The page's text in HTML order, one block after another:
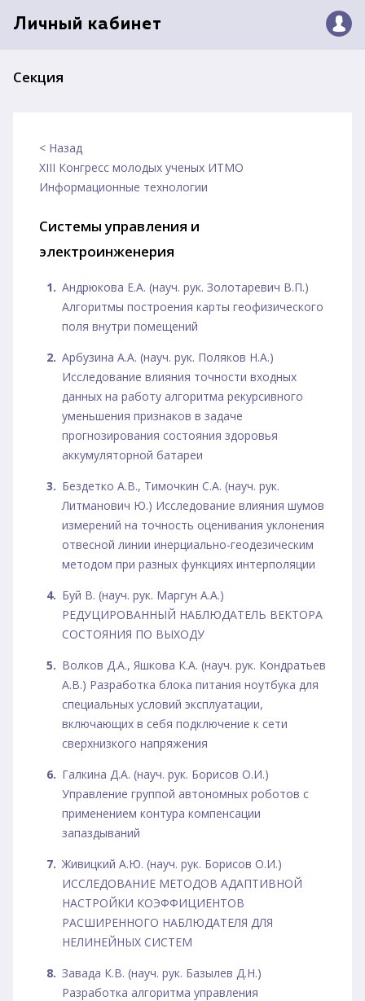
Личный кабинет
Секция
< Назад
XIII Конгресс молодых ученых ИТМО
Информационные технологии
Системы управления и
электроинженерия
Андрюкова Е.А. (науч. рук. Золотаревич В.П.)
Алгоритмы построения карты геофизического
поля внутри помещений
Арбузина А.А. (науч. рук. Поляков Н.А.)
Исследование влияния точности входных
данных на работу алгоритма рекурсивного
уменьшения признаков в задаче
прогнозирования состояния здоровья
аккумуляторной батареи
Бездетко А.В., Тимочкин С.А. (науч. рук.
Литманович Ю.) Исследование влияния шумов
измерений на точность оценивания уклонения
отвесной линии инерциально-геодезическим
методом при разных функциях интерполяции
Буй В. (науч. рук. Маргун А.А.)
РЕДУЦИРОВАННЫЙ НАБЛЮДАТЕЛЬ ВЕКТОРА
СОСТОЯНИЯ ПО ВЫХОДУ
Волков Д.А., Яшкова К.А. (науч. рук. Кондратьев
А.В.) Разработка блока питания ноутбука для
специальных условий эксплуатации,
включающих в себя подключение к сети
сверхнизкого напряжения
Галкина Д.А. (науч. рук. Борисов О.И.)
Управление группой автономных роботов с
применением контура компенсации
запаздываний
Живицкий А.Ю. (науч. рук. Борисов О.И.)
ИССЛЕДОВАНИЕ МЕТОДОВ АДАПТИВНОЙ
НАСТРОЙКИ КОЭФФИЦИЕНТОВ
РАСШИРЕННОГО НАБЛЮДАТЕЛЯ ДЛЯ
НЕЛИНЕЙНЫХ СИСТЕМ
Завада К.В. (науч. рук. Базылев Д.Н.)
Разработка алгоритма управления